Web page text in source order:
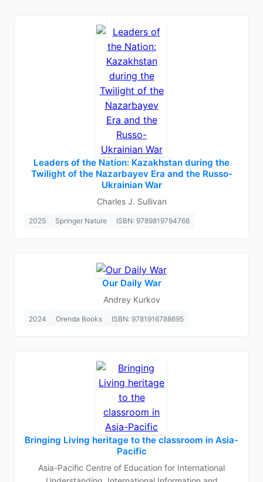
Leaders of the Nation: Kazakhstan during the
Twilight of the Nazarbayev Era and the Russo-
Ukrainian War
Charles J. Sullivan
2025 Springer Nature ISBN: 9789819794768
Our Daily War
Andrey Kurkov
2024 Orenda Books ISBN: 9781916788695
Bringing Living heritage to the classroom in Asia-
Pacific
Asia-Pacific Centre of Education for International